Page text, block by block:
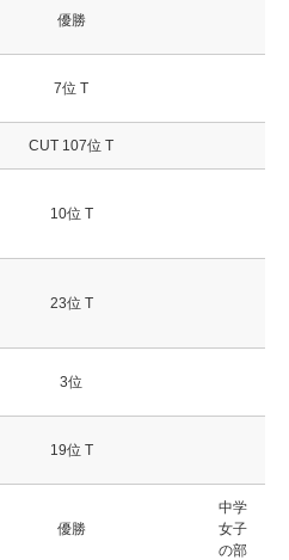
優勝
7位 T
CUT 107位 T
10位 T
23位 T
3位
19位 T
優勝
中学
女子
の部